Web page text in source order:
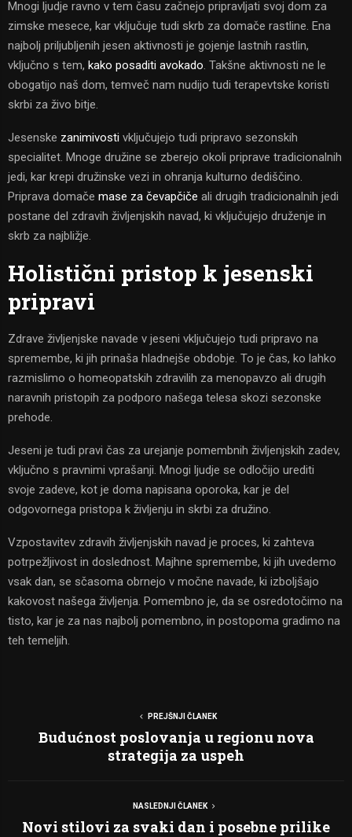
Mnogi ljudje ravno v tem času začnejo pripravljati svoj dom za
zimske mesece, kar vključuje tudi skrb za domače rastline. Ena
najbolj priljubljenih jesen aktivnosti je gojenje lastnih rastlin,
vključno s tem, kako posaditi avokado. Takšne aktivnosti ne le
obogatijo naš dom, temveč nam nudijo tudi terapevtske koristi
skrbi za živo bitje.
Jesenske zanimivosti vključujejo tudi pripravo sezonskih
specialitet. Mnoge družine se zberejo okoli priprave tradicionalnih
jedi, kar krepi družinske vezi in ohranja kulturno dediščino.
Priprava domače mase za čevapčiče ali drugih tradicionalnih jedi
postane del zdravih življenjskih navad, ki vključujejo druženje in
skrb za najbližje.
Holistični pristop k jesenski
pripravi
Zdrave življenjske navade v jeseni vključujejo tudi pripravo na
spremembe, ki jih prinaša hladnejše obdobje. To je čas, ko lahko
razmislimo o homeopatskih zdravilih za menopavzo ali drugih
naravnih pristopih za podporo našega telesa skozi sezonske
prehode.
Jeseni je tudi pravi čas za urejanje pomembnih življenjskih zadev,
vključno s pravnimi vprašanji. Mnogi ljudje se odločijo urediti
svoje zadeve, kot je doma napisana oporoka, kar je del
odgovornega pristopa k življenju in skrbi za družino.
Vzpostavitev zdravih življenjskih navad je proces, ki zahteva
potrpežljivost in doslednost. Majhne spremembe, ki jih uvedemo
vsak dan, se sčasoma obrnejo v močne navade, ki izboljšajo
kakovost našega življenja. Pomembno je, da se osredotočimo na
tisto, kar je za nas najbolj pomembno, in postopoma gradimo na
teh temeljih.
PREJŠNJI ČLANEK
Budućnost poslovanja u regionu nova
strategija za uspeh
NASLEDNJI ČLANEK
Novi stilovi za svaki dan i posebne prilike